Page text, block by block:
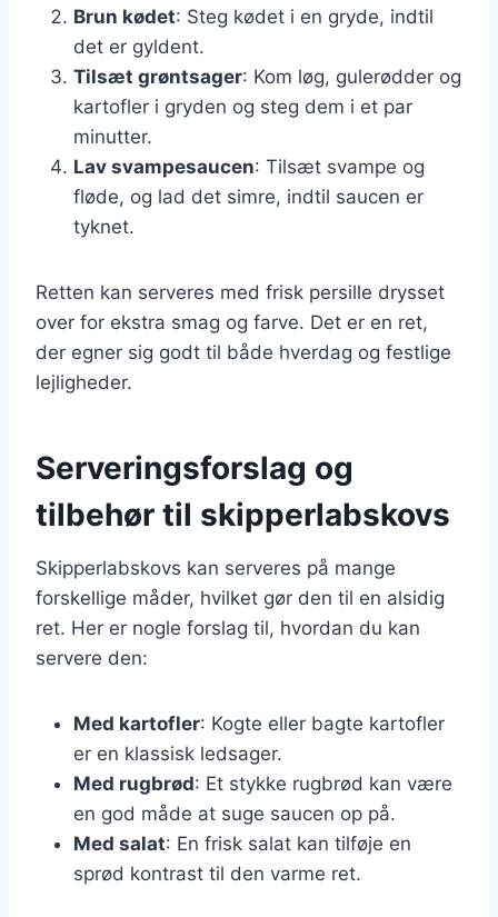
Brun kødet: Steg kødet i en gryde, indtil
det er gyldent.
Tilsæt grøntsager: Kom løg, gulerødder og
kartofler i gryden og steg dem i et par
minutter.
Lav svampesaucen: Tilsæt svampe og
fløde, og lad det simre, indtil saucen er
tyknet.
Retten kan serveres med frisk persille drysset
over for ekstra smag og farve. Det er en ret,
der egner sig godt til både hverdag og festlige
lejligheder.
Serveringsforslag og
tilbehør til skipperlabskovs
Skipperlabskovs kan serveres på mange
forskellige måder, hvilket gør den til en alsidig
ret. Her er nogle forslag til, hvordan du kan
servere den:
Med kartofler: Kogte eller bagte kartofler
er en klassisk ledsager.
Med rugbrød: Et stykke rugbrød kan være
en god måde at suge saucen op på.
Med salat: En frisk salat kan tilføje en
sprød kontrast til den varme ret.